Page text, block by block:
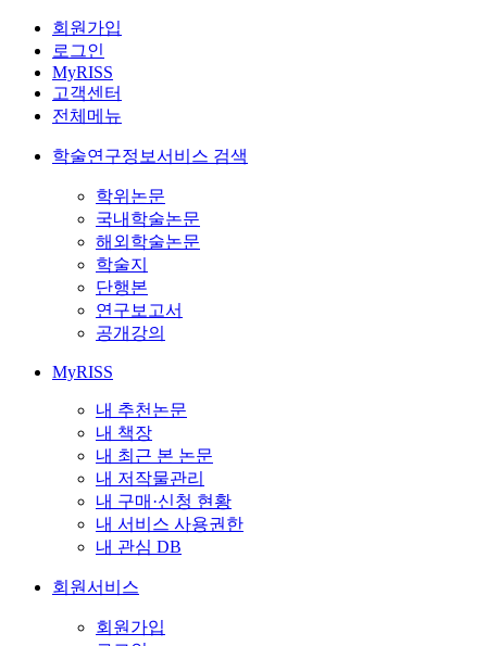
회원가입
로그인
MyRISS
고객센터
전체메뉴
학술연구정보서비스 검색
학위논문
국내학술논문
해외학술논문
학술지
단행본
연구보고서
공개강의
MyRISS
내 추천논문
내 책장
내 최근 본 논문
내 저작물관리
내 구매·신청 현황
내 서비스 사용권한
내 관심 DB
회원서비스
회원가입